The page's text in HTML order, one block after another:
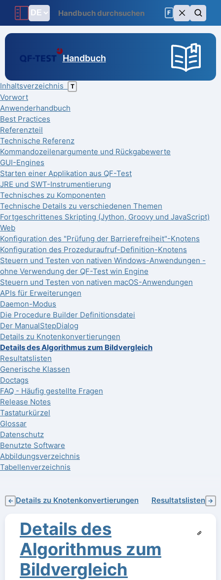
F
Handbuch
Inhaltsverzeichnis T
Vorwort
Anwenderhandbuch
Best Practices
Referenzteil
Technische Referenz
Kommandozeilenargumente und Rückgabewerte
GUI-Engines
Starten einer Applikation aus QF-Test
JRE und SWT-Instrumentierung
Technisches zu Komponenten
Technische Details zu verschiedenen Themen
Fortgeschrittenes Skripting (Jython, Groovy und JavaScript)
Web
Konfiguration des "Prüfung der Barrierefreiheit"-Knotens
Konfiguration des Prozeduraufruf-Definition-Knotens
Steuern und Testen von nativen Windows-Anwendungen -
ohne Verwendung der QF-Test win Engine
Steuern und Testen von nativen macOS-Anwendungen
APIs für Erweiterungen
Daemon-Modus
Die Procedure Builder Definitionsdatei
Der ManualStepDialog
Details zu Knotenkonvertierungen
Details des Algorithmus zum Bildvergleich
Resultatslisten
Generische Klassen
Doctags
FAQ - Häufig gestellte Fragen
Release Notes
Tastaturkürzel
Glossar
Datenschutz
Benutzte Software
Abbildungsverzeichnis
Tabellenverzeichnis
← Details zu Knotenkonvertierungen Resultatslisten →
Details des
Algorithmus zum
Bildvergleich